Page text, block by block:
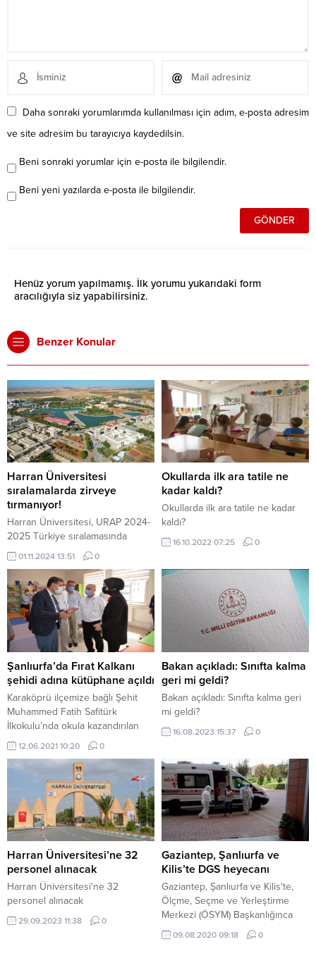
Daha sonraki yorumlarımda kullanılması için adım, e-posta adresim
ve site adresim bu tarayıcıya kaydedilsin.
Beni sonraki yorumlar için e-posta ile bilgilendir.
Beni yeni yazılarda e-posta ile bilgilendir.
Henüz yorum yapılmamış. İlk yorumu yukarıdaki form
aracılığıyla siz yapabilirsiniz.
Benzer Konular
Harran Üniversitesi
sıralamalarda zirveye
tırmanıyor!
Harran Üniversitesi, URAP 2024-
2025 Türkiye sıralamasında
büyük bir başarıya imza atarak
akademik performansını gözler
önüne serdi. Bilimsel araştırma ve
yayıncılık alanında elde ettiği
başarılarla dikkat çeken
üniversite, bir önceki yıla göre
önemli bir yükseliş gösterdi.
Makale ve Atıf Sayılarında Önemli
Artış Harran Üniversitesi, makale
puanı sıralamasında 2023-2024
dönemine göre 12...
01.11.2024 13:51 0
Okullarda ilk ara tatile ne
kadar kaldı?
Okullarda ilk ara tatile ne kadar
kaldı?
16.10.2022 07:25 0
Şanlıurfa’da Fırat Kalkanı
şehidi adına kütüphane açıldı
Karaköprü ilçemize bağlı Şehit
Muhammed Fatih Safitürk
İlkokulu’nda okula kazandırılan
kütüphaneye Fırat Kalkanı
Harekatında Şehit Olan “Şehit
Tankçı Uzman Onbaşı Emre
Mücahit TOPAL” ismi verildi.
12.06.2021 10:20 0
Bakan açıkladı: Sınıfta kalma
geri mi geldi?
Bakan açıkladı: Sınıfta kalma geri
mi geldi?
16.08.2023 15:37 0
Harran Üniversitesi’ne 32
personel alınacak
Harran Üniversitesi'ne 32
personel alınacak
29.09.2023 11:38 0
Gaziantep, Şanlıurfa ve
Kilis’te DGS heyecanı
Gaziantep, Şanlıurfa ve Kilis'te,
Ölçme, Seçme ve Yerleştirme
Merkezi (ÖSYM) Başkanlığınca
düzenlenen Dikey Geçiş Sınavı
(DGS) gerçekleştirildi.
09.08.2020 09:18 0